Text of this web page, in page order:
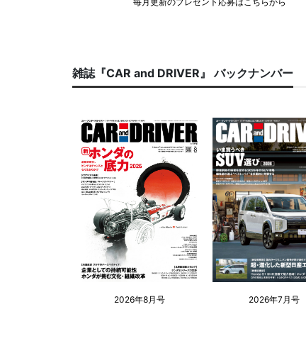
雑誌『CAR and DRIVER』 バックナンバー
2026年8月号 2026年7月号